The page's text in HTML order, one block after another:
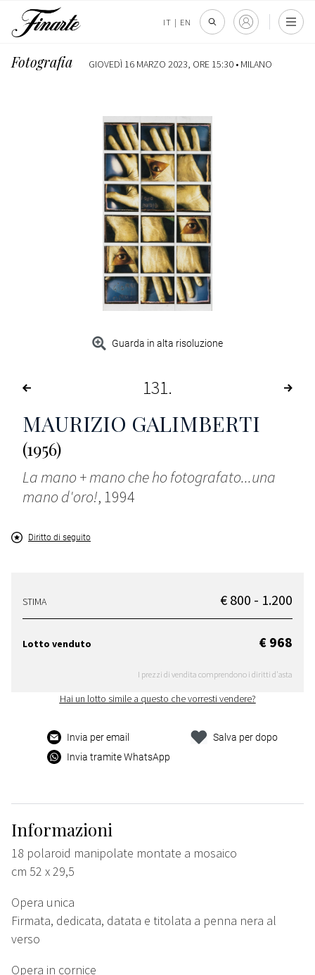
IT | EN
Fotografia GIOVEDÌ 16 MARZO 2023, ORE 15:30 • MILANO
Guarda in alta risoluzione
131
MAURIZIO GALIMBERTI
(1956)
La mano + mano che ho fotografato...una
mano d'oro!, 1994
Diritto di seguito
STIMA € 800 - 1.200
Lotto venduto € 968
I prezzi di vendita comprendono i diritti d'asta
Hai un lotto simile a questo che vorresti vendere?
Invia per email
Invia tramite WhatsApp
Salva per dopo
Informazioni
18 polaroid manipolate montate a mosaico
cm 52 x 29,5
Opera unica
Firmata, dedicata, datata e titolata a penna nera al
verso
Opera in cornice